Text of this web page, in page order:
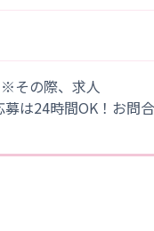
その際、求人
は24時間OK！お問